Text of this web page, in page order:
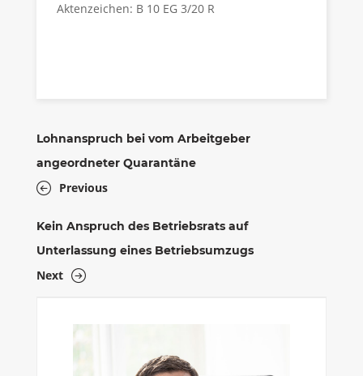
Aktenzeichen: B 10 EG 3/20 R
Lohnanspruch bei vom Arbeitgeber
angeordneter Quarantäne
Previous
Kein Anspruch des Betriebsrats auf
Unterlassung eines Betriebsumzugs
Next